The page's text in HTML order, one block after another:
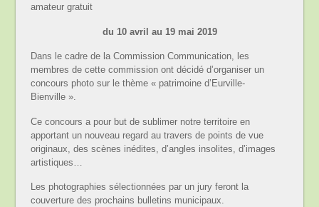
amateur gratuit
du 10 avril au 19 mai 2019
Dans le cadre de la Commission Communication, les
membres de cette commission ont décidé d’organiser un
concours photo sur le thème « patrimoine d’Eurville-
Bienville ».
Ce concours a pour but de sublimer notre territoire en
apportant un nouveau regard au travers de points de vue
originaux, des scènes inédites, d’angles insolites, d’images
artistiques…
Les photographies sélectionnées par un jury feront la
couverture des prochains bulletins municipaux.